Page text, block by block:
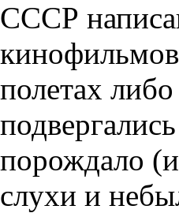
СССР
полетах
порождало
слухи и